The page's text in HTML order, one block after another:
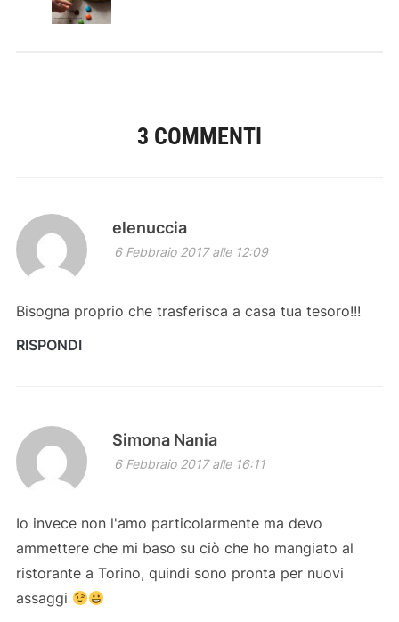
3 COMMENTI
elenuccia
6 Febbraio 2017 alle 12:09
Bisogna proprio che trasferisca a casa tua tesoro!!!
RISPONDI
Simona Nania
6 Febbraio 2017 alle 16:11
Io invece non l'amo particolarmente ma devo
ammettere che mi baso su ciò che ho mangiato al
ristorante a Torino, quindi sono pronta per nuovi
assaggi